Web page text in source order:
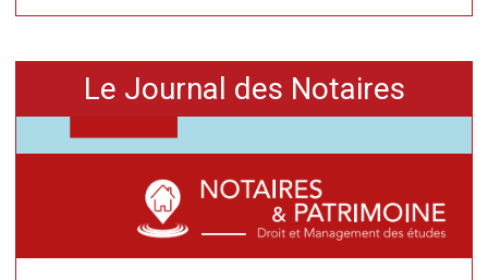
Le Journal des Notaires